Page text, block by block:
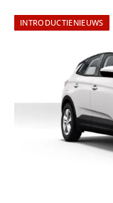
INTRODUCTIENIEUWS